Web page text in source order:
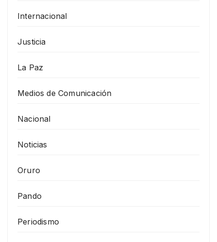
Internacional
Justicia
La Paz
Medios de Comunicación
Nacional
Noticias
Oruro
Pando
Periodismo